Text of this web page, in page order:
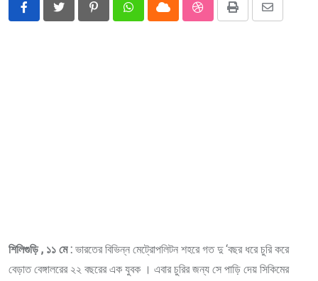
PinterestWhatsappCloud StumbleUpon
Print
Share
শিলিগুড়ি , ১১ মে : ভারতের বিভিন্ন মেট্রোপলিটন শহরে গত দু ‘বছর ধরে চুরি করে
বেড়াত বেঙ্গালরের ২২ বছরের এক যুবক । এবার চুরির জন্য সে পাড়ি দেয় সিকিমের